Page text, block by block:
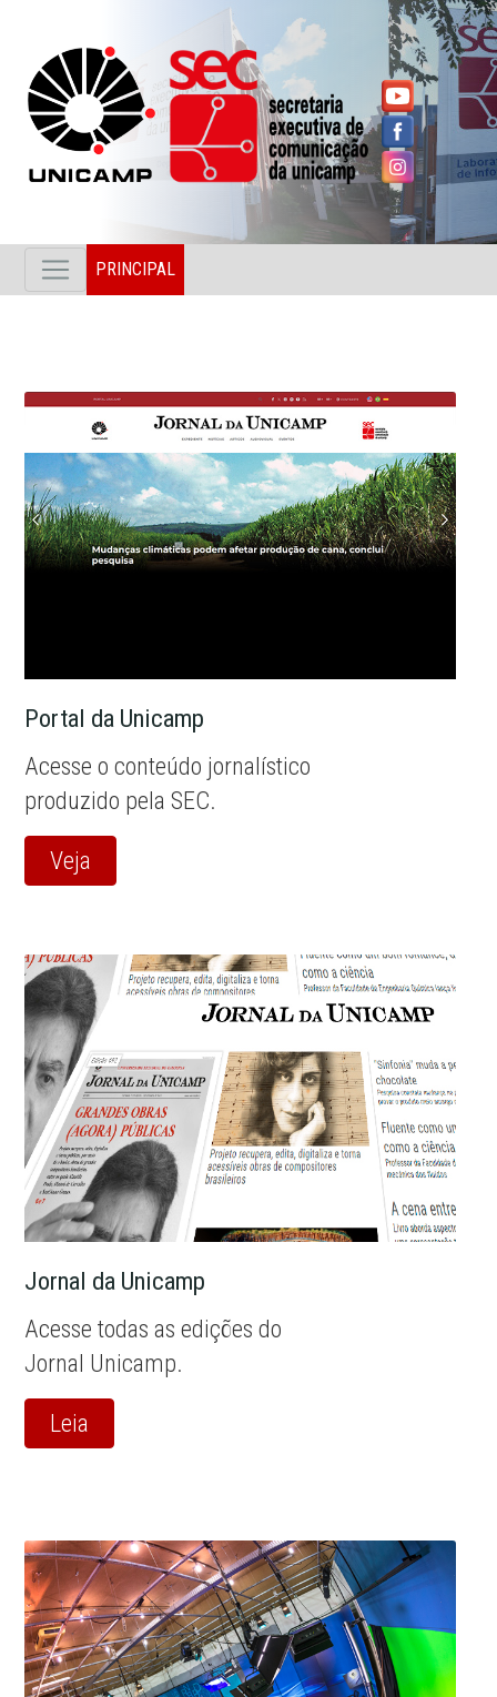
PRINCIPAL
Portal da Unicamp
Acesse o conteúdo jornalístico
produzido pela SEC.
Veja
Jornal da Unicamp
Acesse todas as edições do
Jornal Unicamp.
Leia